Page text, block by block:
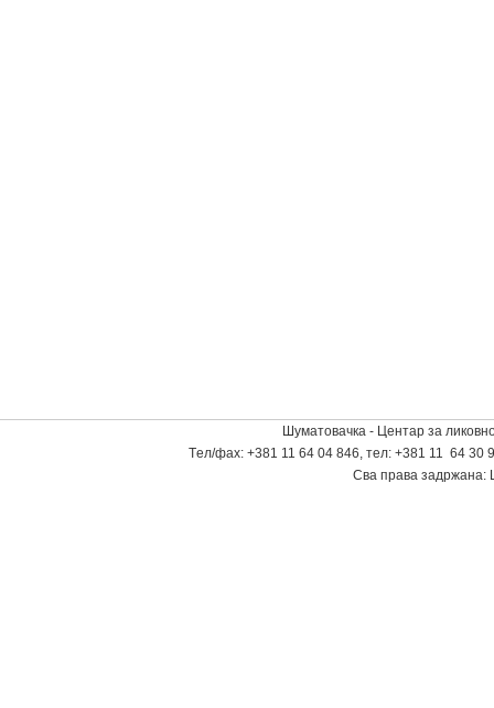
Шуматовачка - Центар за
Tел/фаx: +381 11 64 04 846, тел: +381 11 64 30
Сва права задржана: